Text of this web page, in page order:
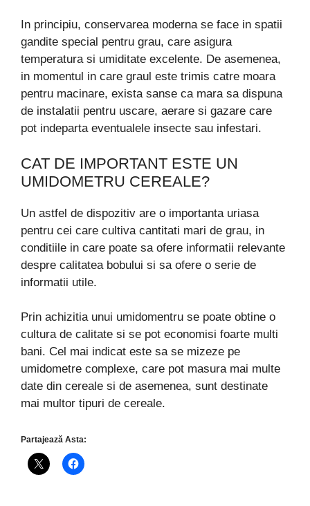
In principiu, conservarea moderna se face in spatii
gandite special pentru grau, care asigura
temperatura si umiditate excelente. De asemenea,
in momentul in care graul este trimis catre moara
pentru macinare, exista sanse ca mara sa dispuna
de instalatii pentru uscare, aerare si gazare care
pot indeparta eventualele insecte sau infestari.
CAT DE IMPORTANT ESTE UN
UMIDOMETRU CEREALE?
Un astfel de dispozitiv are o importanta uriasa
pentru cei care cultiva cantitati mari de grau, in
conditiile in care poate sa ofere informatii relevante
despre calitatea bobului si sa ofere o serie de
informatii utile.
Prin achizitia unui umidomentru se poate obtine o
cultura de calitate si se pot economisi foarte multi
bani. Cel mai indicat este sa se mizeze pe
umidometre complexe, care pot masura mai multe
date din cereale si de asemenea, sunt destinate
mai multor tipuri de cereale.
Partajează Asta: